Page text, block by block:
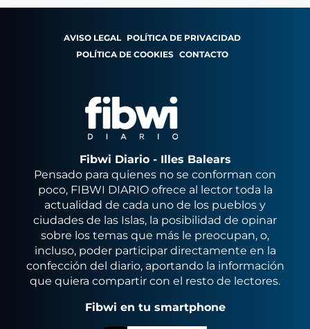
AVISO LEGAL POLÍTICA DE PRIVACIDAD
POLÍTICA DE COOKIES CONTACTO
Fibwi Diario - Illes Balears
Pensado para quienes no se conforman con
poco, FIBWI DIARIO ofrece al lector toda la
actualidad de cada uno de los pueblos y
ciudades de las Islas, la posibilidad de opinar
sobre los temas que más le preocupan, o,
incluso, poder participar directamente en la
confección del diario, aportando la información
que quiera compartir con el resto de lectores.
Fibwi en tu smartphone